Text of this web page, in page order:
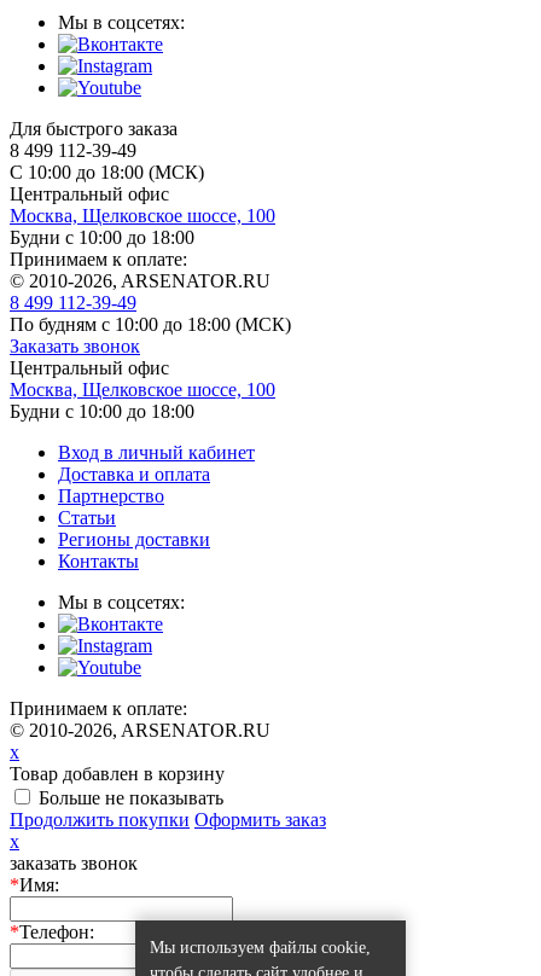
Мы используем файлы cookie,
Мы в соцсетях:
Для быстрого заказа
8 499 112-39-49
С 10:00 до 18:00 (МСК)
Центральный офис
Москва, Щелковское шоссе, 100
Будни с 10:00 до 18:00
Принимаем к оплате:
© 2010-2026, ARSENATOR.RU
8 499 112-39-49
По будням с 10:00 до 18:00 (МСК)
Заказать звонок
Центральный офис
Москва, Щелковское шоссе, 100
Будни с 10:00 до 18:00
Вход в личный кабинет
Доставка и оплата
Партнерство
Статьи
Регионы доставки
Контакты
Мы в соцсетях:
Принимаем к оплате:
© 2010-2026, ARSENATOR.RU
x
Товар добавлен в корзину
Больше не показывать
Продолжить покупки Оформить заказ
x
заказать звонок
*Имя:
*Телефон: